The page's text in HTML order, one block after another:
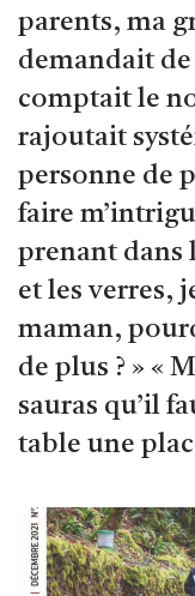
parents, ma
demandait
comptait le
rajoutait
personne de
faire
prenant dans
et les verres,
maman,
de plus ? » «
sauras qu’il
table une